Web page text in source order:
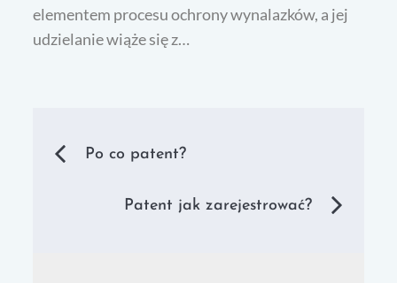
elementem procesu ochrony wynalazków, a jej
udzielanie wiąże się z…
Nawigacja
wpisu
Po co patent?
Patent jak zarejestrować?